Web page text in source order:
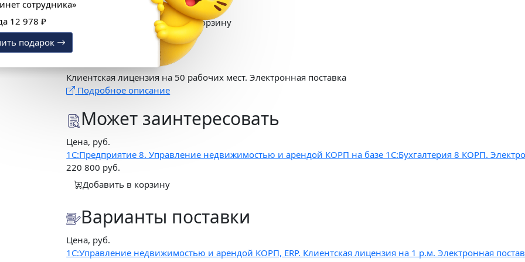
Скопировать ссылку
Добавить в корзину
Описание
Клиентская лицензия на 50 рабочих мест. Электронная поставка
Подробное описание
Может заинтересовать
Цена, руб.
1С:Предприятие 8. Управление недвижимостью и арендой КОРП на базе 1С:Бухгалтерия 8 КОРП.
220 800 руб.
Добавить в корзину
Варианты поставки
Цена, руб.
1С:Управление недвижимостью и арендой КОРП, ERP. Клиентская лицензия на 1 р.м. Электронная
«1С:Кабинет сотрудника»
Выгода 12 978 ₽
Получить подарок